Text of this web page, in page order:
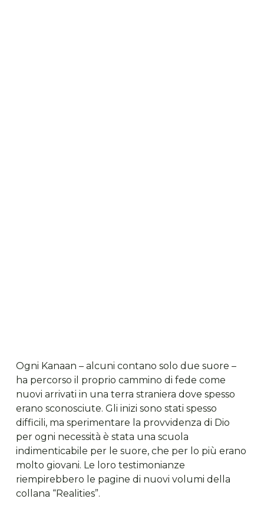
Ogni Kanaan – alcuni contano solo due suore –
ha percorso il proprio cammino di fede come
nuovi arrivati in una terra straniera dove spesso
erano sconosciute. Gli inizi sono stati spesso
difficili, ma sperimentare la provvidenza di Dio
per ogni necessità è stata una scuola
indimenticabile per le suore, che per lo più erano
molto giovani. Le loro testimonianze
riempirebbero le pagine di nuovi volumi della
collana “Realities”.